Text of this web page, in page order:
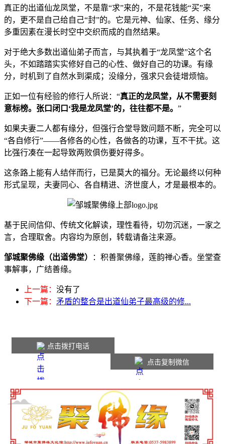
真正的出道仙龙凤堂，不是靠“求”来的，不是花钱能“买”来
的，更不是自己给自己“封”的。它是元神、仙家、任务、缘分
多重因素在漫长时空中交织而成的自然结果。
对于绝大多数出道仙弟子而言，与其执着于“龙凤堂”这个名
头，不如踏踏实实修好自己的心性、做好自己的功课。有缘
分，时机到了自然水到渠成；没缘分，强求只会徒增烦恼。
正如一位有经验的修行人所说：“真正的龙凤堂，从不需要刻
意标榜。张口闭口‘我是龙凤堂’的，往往都不是。 ”
如果夫妻二人都有缘分，但强行合堂导致问题不断，完全可以
“各自修行”——各修各的心性，各做各的功课，互不干扰。这
比强行凑在一起导致两败俱伤要好得多。
这条路上能有人结伴而行，已是莫大的福分。无论最终以何种
形式呈现，夫妻同心、各自精进、济世度人，才是最根本的。
基于民间信仰、传统文化解读，理性看待，切勿沉迷，一家之
言，合理取舍。内容均为原创，转载请备注来源。
邹城聚佛缘（出道佛堂）
：积善聚佛缘，莲韵禅心香。坐堂查
事解事，广结善缘。
上一篇： 没有了
下一篇： 矛盾的整合是出道仙弟子最高级的修...
点击拨打电话
点击复制微信